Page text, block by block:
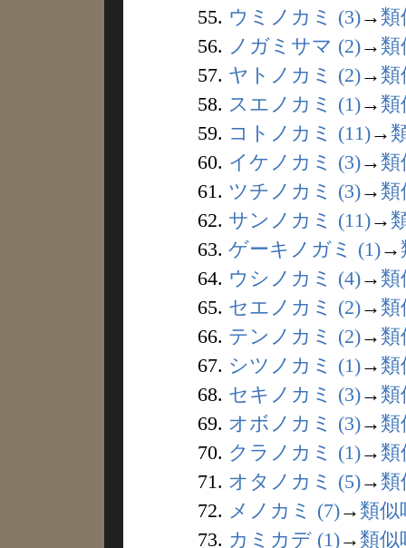
55. ウミノカミ (3)→ 類
56. ノガミサマ (2)→ 類
57. ヤトノカミ (2)→ 類
58. スエノカミ (1)→ 類
59. コトノカミ (11)→
60. イケノカミ (3)→ 類
61. ツチノカミ (3)→ 類
62. サンノカミ (11)→
63. ゲーキノガミ (1)→
64. ウシノカミ (4)→ 類
65. セエノカミ (2)→ 類
66. テンノカミ (2)→ 類
67. シツノカミ (1)→ 類
68. セキノカミ (3)→ 類
69. オボノカミ (3)→ 類
70. クラノカミ (1)→ 類
71. オタノカミ (5)→ 類
72. メノカミ (7)→ 類似
73. カミカデ (1)→ 類似